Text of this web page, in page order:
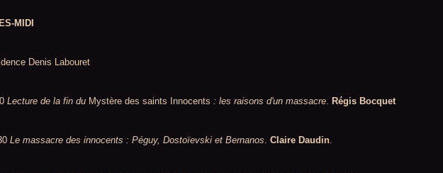
MIDI
Denis Labouret
Lecture de la fin du Mystère des saints Innocents : les raisons d'un massacre. Régis Bocquet
Le massacre des innocents : Péguy, Dostoïevski et Bernanos. Claire Daudin.